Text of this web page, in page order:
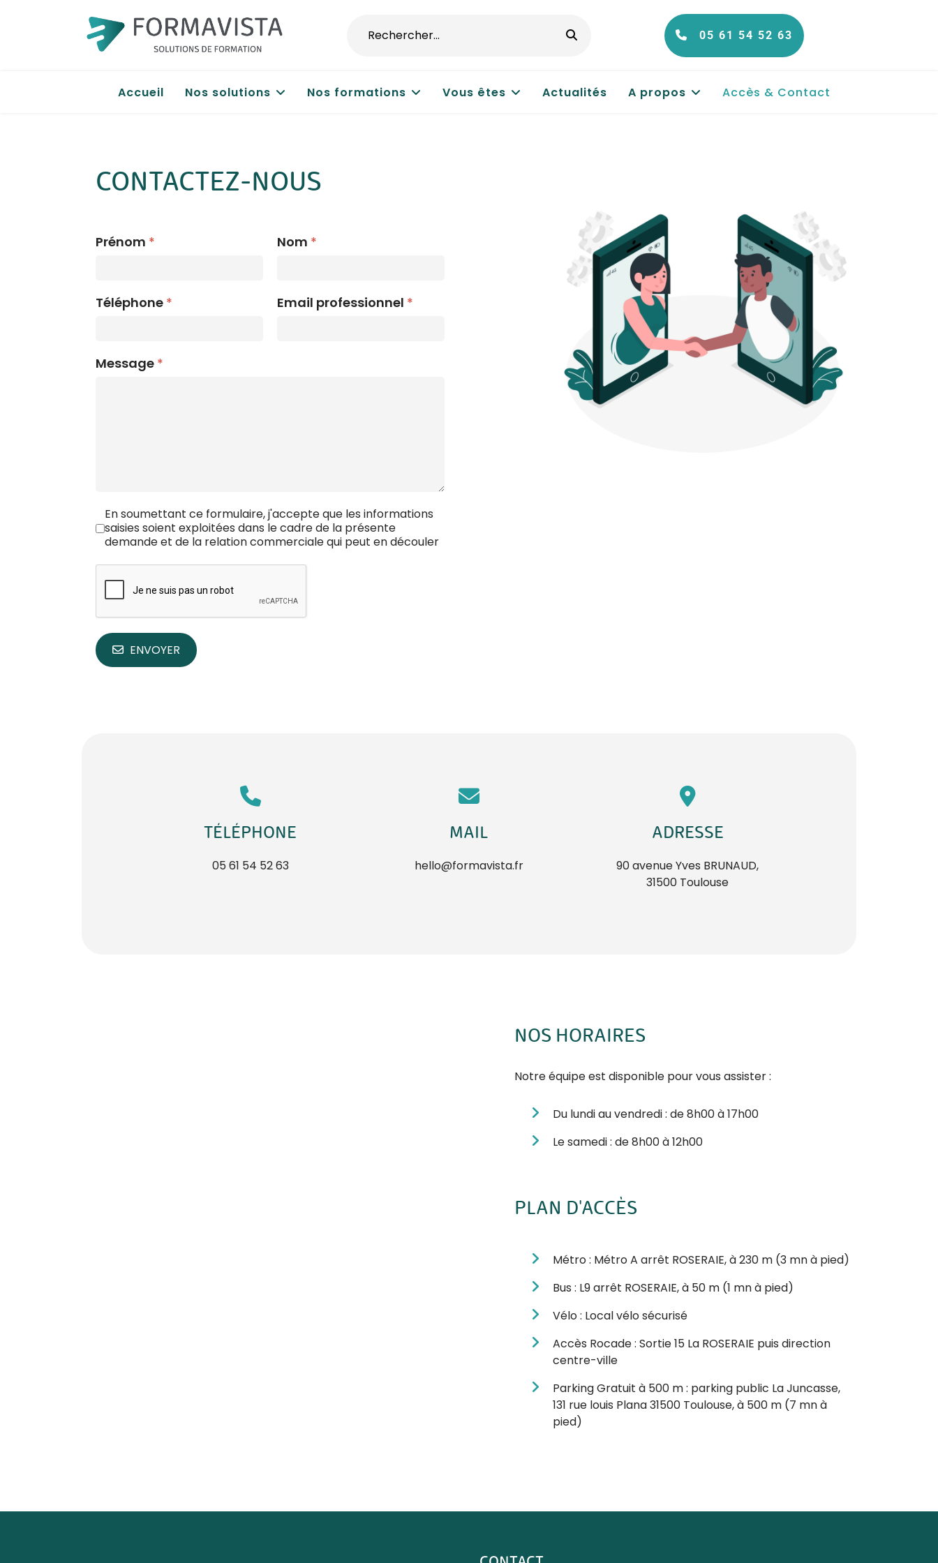
05 61 54 52 63
Accueil Nos solutions Nos formations Vous êtes Actualités A propos Accès & Contact
CONTACTEZ-NOUS
Prénom * Nom *
Téléphone * Email professionnel *
Message *
RGPD*
En soumettant ce formulaire, j'accepte que les informations
saisies soient exploitées dans le cadre de la présente
demande et de la relation commerciale qui peut en découler
ENVOYER
TÉLÉPHONE
05 61 54 52 63
MAIL
hello@formavista.fr
ADRESSE
90 avenue Yves BRUNAUD,
31500 Toulouse
NOS HORAIRES
Notre équipe est disponible pour vous assister :
Du lundi au vendredi : de 8h00 à 17h00
Le samedi : de 8h00 à 12h00
PLAN D'ACCÈS
Métro : Métro A arrêt ROSERAIE, à 230 m (3 mn à pied)
Bus : L9 arrêt ROSERAIE, à 50 m (1 mn à pied)
Vélo : Local vélo sécurisé
Accès Rocade : Sortie 15 La ROSERAIE puis direction
centre-ville
Parking Gratuit à 500 m : parking public La Juncasse,
131 rue louis Plana 31500 Toulouse, à 500 m (7 mn à
pied)